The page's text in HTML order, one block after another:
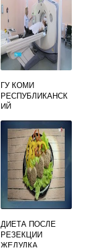
ГУ КОМИ
РЕСПУБЛИКАНСК
ИЙ
Й ДИСПАНСЕР
ДИЕТА ПОСЛЕ
РЕЗЕКЦИИ
ЖЕЛУДКА